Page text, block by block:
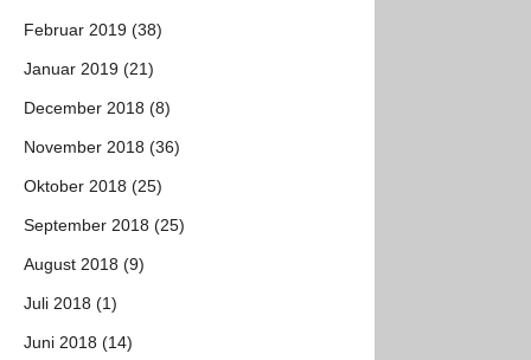
Februar 2019 (38)
Januar 2019 (21)
December 2018 (8)
November 2018 (36)
Oktober 2018 (25)
September 2018 (25)
August 2018 (9)
Juli 2018 (1)
Juni 2018 (14)